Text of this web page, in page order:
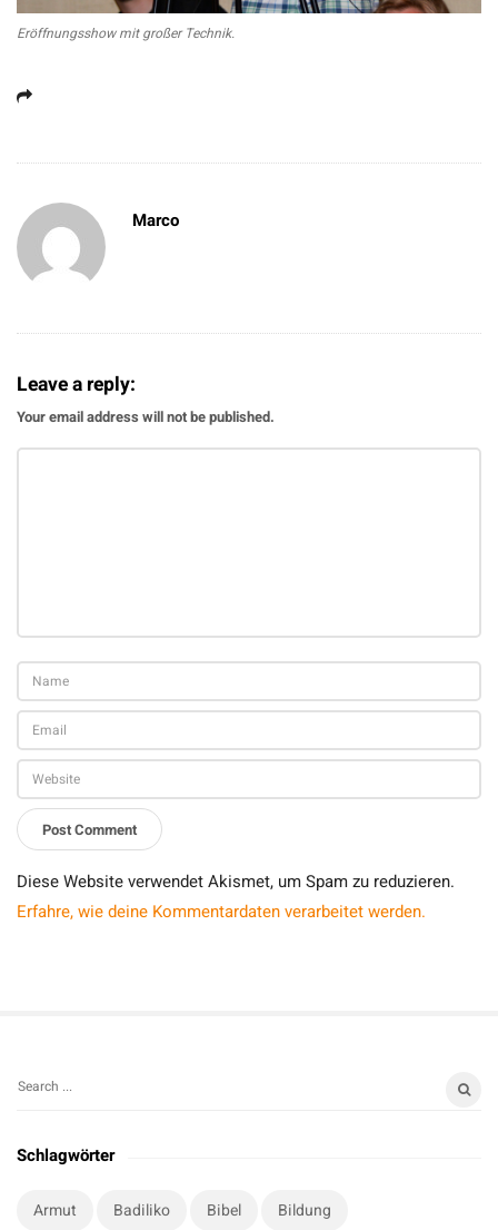
Eröffnungsshow mit großer Technik.
Marco
Leave a reply:
Your email address will not be published.
Diese Website verwendet Akismet, um Spam zu reduzieren.
Erfahre, wie deine Kommentardaten verarbeitet werden.
S
t
S
a
Schlagwörter
Armut Badiliko Bibel Bildung